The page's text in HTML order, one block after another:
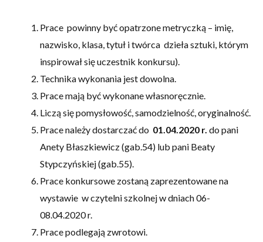
Prace powinny być opatrzone metryczką – imię,
nazwisko, klasa, tytuł i twórca dzieła sztuki, którym
inspirował się uczestnik konkursu).
Technika wykonania jest dowolna.
Prace mają być wykonane własnoręcznie.
Liczą się pomysłowość, samodzielność, oryginalność.
Prace należy dostarczać do 01.04.2020 r. do pani
Anety Błaszkiewicz (gab.54) lub pani Beaty
Stypczyńskiej (gab.55).
Prace konkursowe zostaną zaprezentowane na
wystawie w czytelni szkolnej w dniach 06-
08.04.2020 r.
Prace podlegają zwrotowi.